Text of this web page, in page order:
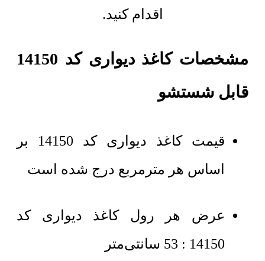
اقدام کنید.
مشخصات کاغذ دیواری کد 14150
قابل شستشو
قیمت کاغذ دیواری کد 14150 بر
اساس هر مترمربع درج شده است
عرض هر رول کاغذ دیواری کد
14150 : 53 سانتی‌متر